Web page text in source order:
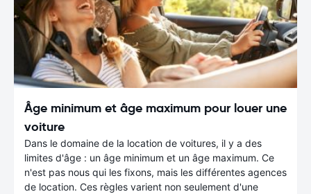
Âge minimum et âge maximum pour louer une
voiture
Dans le domaine de la location de voitures, il y a des
limites d'âge : un âge minimum et un âge maximum. Ce
n'est pas nous qui les fixons, mais les différentes agences
de location. Ces règles varient non seulement d'une